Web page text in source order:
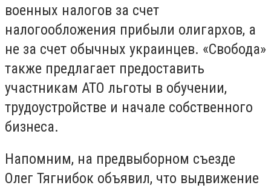
военных налогов за счет
налогообложения прибыли олигархов, а
не за счет обычных украинцев. «Свобода»
также предлагает предоставить
участникам АТО льготы в обучении,
трудоустройстве и начале собственного
бизнеса.
Напомним, на предвыборном съезде
Олег Тягнибок объявил, что выдвижение